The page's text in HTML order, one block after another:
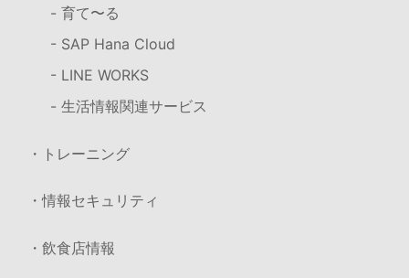
- 育て〜る
- SAP Hana Cloud
- LINE WORKS
- 生活情報関連サービス
・トレーニング
・情報セキュリティ
・飲食店情報